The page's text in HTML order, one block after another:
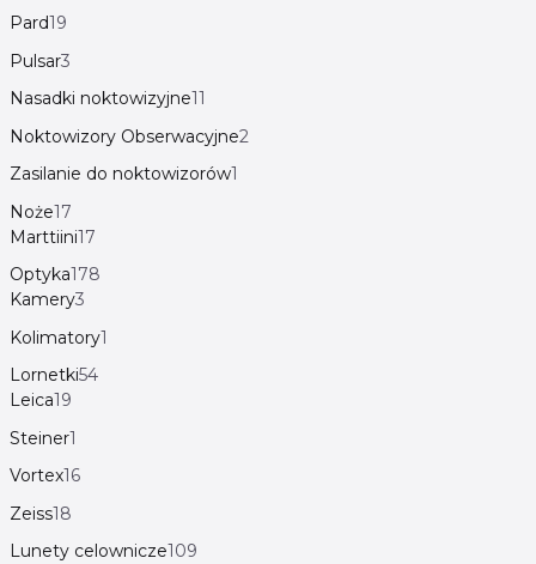
Pard19
Pulsar3
Nasadki noktowizyjne11
Noktowizory Obserwacyjne2
Zasilanie do noktowizorów1
Noże17
Marttiini17
Optyka178
Kamery3
Kolimatory1
Lornetki54
Leica19
Steiner1
Vortex16
Zeiss18
Lunety celownicze109